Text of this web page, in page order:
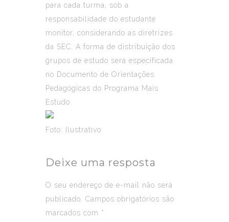
para cada turma, sob a
responsabilidade do estudante
monitor, considerando as diretrizes
da SEC. A forma de distribuição dos
grupos de estudo será especificada
no Documento de Orientações
Pedagógicas do Programa Mais
Estudo.
Foto: Ilustrativo
Deixe uma resposta
O seu endereço de e-mail não será
publicado.
Campos obrigatórios são
marcados com *